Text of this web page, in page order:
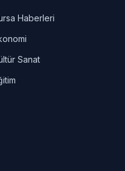
Haberleri
Sanat